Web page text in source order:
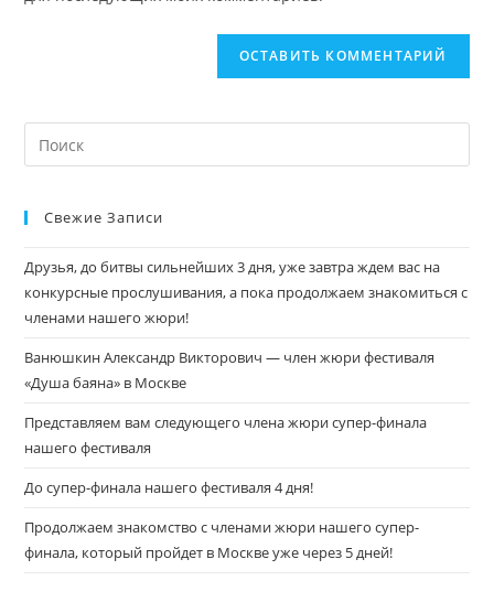
Свежие Записи
Друзья, до битвы сильнейших 3 дня, уже завтра ждем вас на
конкурсные прослушивания, а пока продолжаем знакомиться с
членами нашего жюри!
Ванюшкин Александр Викторович — член жюри фестиваля
«Душа баяна» в Москве
Представляем вам следующего члена жюри супер-финала
нашего фестиваля
До супер-финала нашего фестиваля 4 дня!
Продолжаем знакомство с членами жюри нашего супер-
финала, который пройдет в Москве уже через 5 дней!